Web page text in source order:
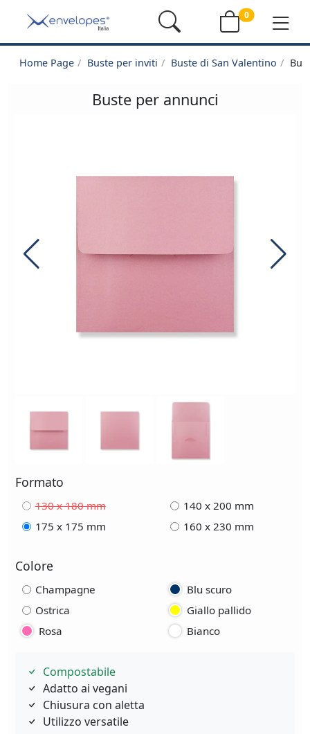
0
Home Page Buste per inviti Buste di San Valentino
Buste per annunci
Formato
130 x 180 mm
140 x 200 mm
175 x 175 mm
160 x 230 mm
Colore
Champagne
Blu scuro
Ostrica
Giallo pallido
Rosa
Bianco
Compostabile
Adatto ai vegani
Chiusura con aletta
Utilizzo versatile